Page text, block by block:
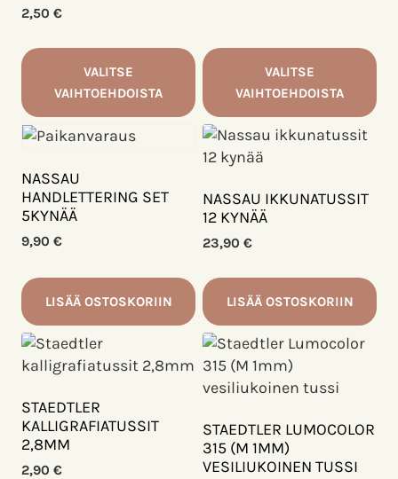
valinnat
sivulla.
sivulla.
2,50 €
VALITSE
VAIHTOEHDOISTA
Tällä
tuotteella
on
useampi
muunnelma.
Voit
valinnat
tuotteen
sivulla.
VALITSE
VAIHTOEHDOISTA
Tällä
tuotteella
useampi
muunnelma.
Voit
valinnat
tuotteen
sivulla.
NASSAU
HANDLETTERING SET
5KYNÄÄ
9,90 €
LISÄÄ OSTOSKORIIN
NASSAU IKKUNATUSSIT
12 KYNÄÄ
23,90 €
LISÄÄ OSTOSKORIIN
STAEDTLER
KALLIGRAFIATUSSIT
2,8MM
2,90 €
STAEDTLER LUMOCOLOR
315 (M 1MM)
VESILIUKOINEN TUSSI